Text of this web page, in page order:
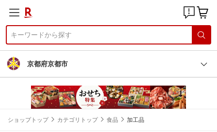
京都府京都市
ショップトップ カテゴリトップ 食品 加工品